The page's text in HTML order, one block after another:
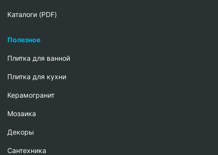
Каталоги (PDF)
Полезное
Плитка для ванной
Плитка для кухни
Керамогранит
Мозаика
Декоры
Сантехника